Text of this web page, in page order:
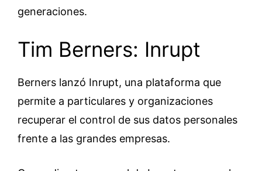
generaciones.
Tim Berners: Inrupt
Berners lanzó Inrupt, una plataforma que
permite a particulares y organizaciones
recuperar el control de sus datos personales
frente a las grandes empresas.